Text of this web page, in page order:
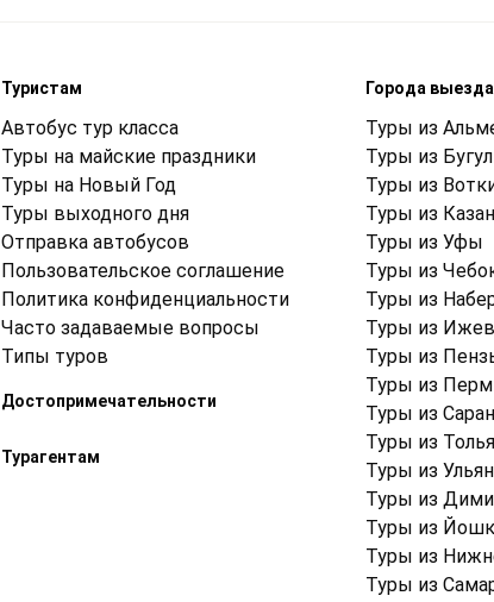
Туристам
Автобус тур класса
Туры на майские праздники
Туры на Новый Год
Туры выходного дня
Отправка автобусов
Пользовательское соглашение
Политика конфиденциальности
Часто задаваемые вопросы
Типы туров
Достопримечательности
Турагентам
Города выезда
Туры из
Туры из
Туры из
Туры из
Туры из Уфы
Туры из
Туры из
Туры из
Туры из
Туры из
Туры из
Туры из
Туры из
Туры из
Туры из
Туры из
Туры из